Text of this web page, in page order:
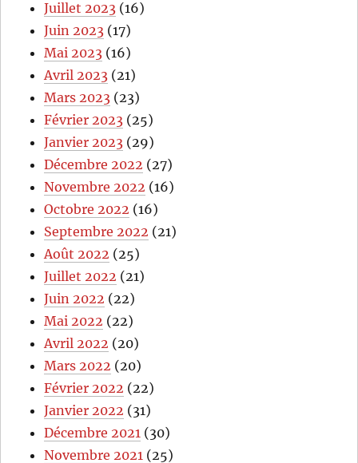
Juillet 2023 (16)
Juin 2023 (17)
Mai 2023 (16)
Avril 2023 (21)
Mars 2023 (23)
Février 2023 (25)
Janvier 2023 (29)
Décembre 2022 (27)
Novembre 2022 (16)
Octobre 2022 (16)
Septembre 2022 (21)
Août 2022 (25)
Juillet 2022 (21)
Juin 2022 (22)
Mai 2022 (22)
Avril 2022 (20)
Mars 2022 (20)
Février 2022 (22)
Janvier 2022 (31)
Décembre 2021 (30)
Novembre 2021 (25)